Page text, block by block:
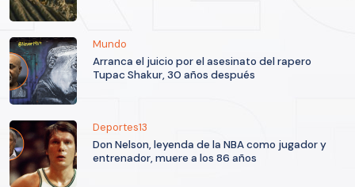
Mundo
Arranca el juicio por el asesinato del rapero
Tupac Shakur, 30 años después
Deportes13
Don Nelson, leyenda de la NBA como jugador y
entrenador, muere a los 86 años